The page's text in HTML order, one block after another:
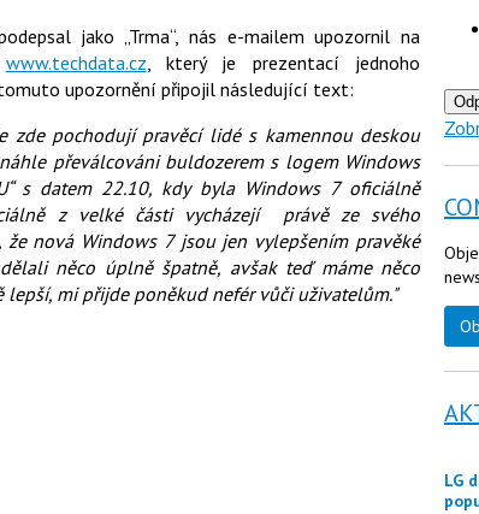
o
u
jako „Trma“, nás e-mailem upozornil na
www.techdata.cz , který je prezentací jednoho
upozornění připojil následující text:
zde pochodují pravěcí lidé s kamennou deskou
převálcováni buldozerem s logem Windows
s datem 22.10, kdy byla Windows 7 oficiálně
z velké části vycházejí právě ze svého
nová Windows 7 jsou jen vylepšením pravěké
něco úplně špatně, avšak teď máme něco
lepší, mi přijde poněkud nefér vůči uživatelům."
LG dává zákazníkům ještě měsíc jako odměnu